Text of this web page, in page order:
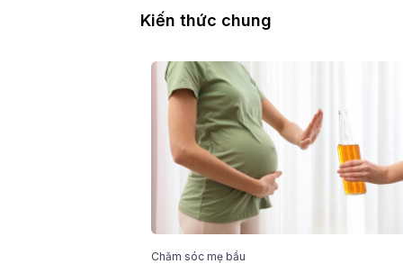
Kiến thức chung
Chăm sóc mẹ bầu